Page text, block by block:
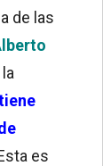
de las
es